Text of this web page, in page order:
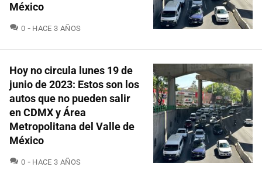
México
0 COMENTARIOS
HACE 3 AÑOS
Hoy no circula lunes 19 de
junio de 2023: Estos son los
autos que no pueden salir
en CDMX y Área
Metropolitana del Valle de
México
0 COMENTARIOS
HACE 3 AÑOS